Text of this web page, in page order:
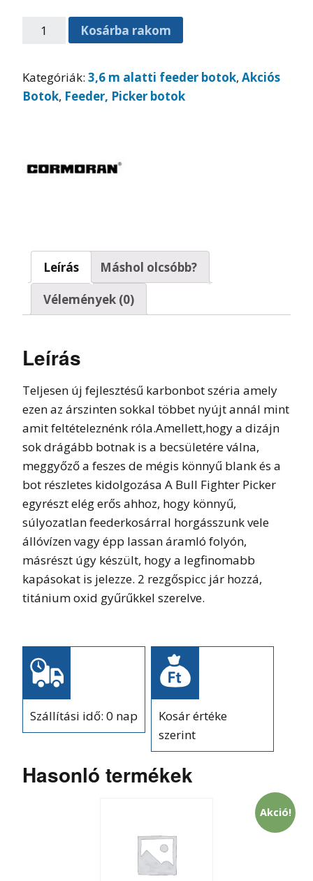
Kosárba rakom
Kategóriák: 3,6 m alatti feeder botok, Akciós
Botok, Feeder, Picker botok
Leírás
Máshol olcsóbb?
Vélemények (0)
Leírás
Teljesen új fejlesztésű karbonbot széria amely
ezen az árszinten sokkal többet nyújt annál mint
amit feltételeznénk róla.Amellett,hogy a dizájn
sok drágább botnak is a becsületére válna,
meggyőző a feszes de mégis könnyű blank és a
bot részletes kidolgozása A Bull Fighter Picker
egyrészt elég erős ahhoz, hogy könnyű,
súlyozatlan feederkosárral horgásszunk vele
állóvízen vagy épp lassan áramló folyón,
másrészt úgy készült, hogy a legfinomabb
kapásokat is jelezze. 2 rezgőspicc jár hozzá,
titánium oxid gyűrűkkel szerelve.
Szállítási idő: 0 nap
Kosár értéke
szerint
Hasonló termékek
Akció!